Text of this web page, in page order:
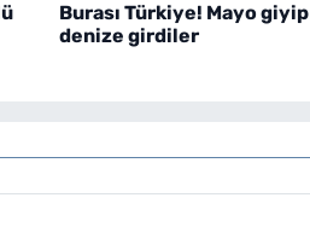
Burası Türkiye! Mayo giyip
denize girdiler